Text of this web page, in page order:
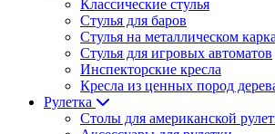
Классические стулья
Стулья для баров
Стулья на металлическом
Стулья для игровых автоматов
Инспекторские кресла
Кресла из ценных пород
Рулетка
Столы для американской